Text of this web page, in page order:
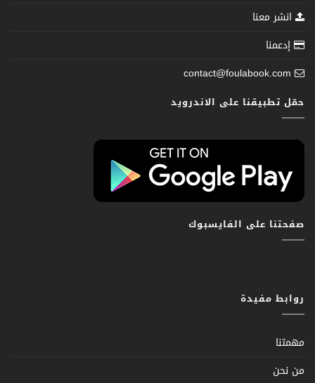
انشر معنا
إدعمنا
contact@foulabook.com
حمّل تطبيقنا على الاندرويد
صفحتنا على الفايسبوك
روابط مفيدة
مهمتنا
من نحن